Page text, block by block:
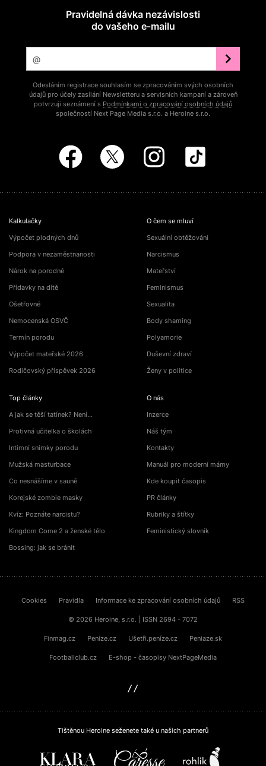
Pravidelná dávka nezávislosti
do vašeho e‑mailu
Odesláním registrace souhlasím se zpracováním svých osobních
údajů pro účely zasílání Newsletteru a servisních kampaní a zároveň
potvrzuji seznámení s Podmínkami o zpracování osobních údajů
společností Next Page Media s.r.o. a Heroine s.r.o.
Kalkulačky
Výpočet plodných dnů
Podpora v nezaměstnanosti
Nárok na porodné
Přídavky na dítě
Ošetřovné
Nemocenská OSVČ
Termín porodu
Výpočet mateřské 2026
Rodičovský příspěvek 2026
Top články
A jak se těší tatínek? Není…
Protivná učitelka o školách
Intimní snímky porodu
Mužská masturbace
Co nesnášíme v sauně
Korejské zombie masky
Kvíz: Poznáte narcistu?
Kingdom Come 2 a ženské tělo
Bossing: jak se bránit
O čem se mluví
Sexuální obtěžování
Narcismus
Mateřství
Feminismus
Sexualita
Body shaming
Polyamorie
Duševní zdraví
Ženy v politice
O nás
Inzerce
Náš tým
Kontakty
Manuál pro moderní mámy
Kde koupit časopis
PR články
Rubriky a štítky
Feministický slovník
Cookies Pravidla Informace ke zpracování osobních údajů RSS
© 2026 Heroine, s.r.o. | ISSN 2694 - 7072
Finmag.cz Peníze.cz Ušetři.peníze.cz Peniaze.sk
Footballclub.cz E-shop - časopisy NextPageMedia
Tištěnou Heroine seženete také u našich partnerů